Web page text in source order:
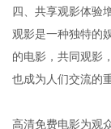
四、共享观影体验
观影是一种独特的
的电影，共同观影
也成为人们交流的
高清免费电影为观